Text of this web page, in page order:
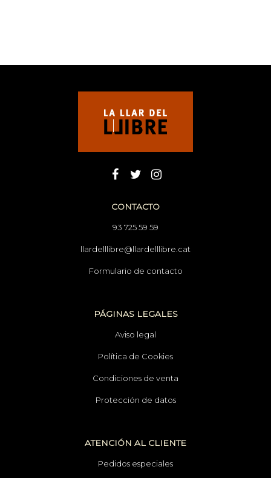
CONTACTO
93 725 59 59
llardelllibre@llardelllibre.cat
Formulario de contacto
PÁGINAS LEGALES
Aviso legal
Política de Cookies
Condiciones de venta
Protección de datos
ATENCIÓN AL CLIENTE
Pedidos especiales